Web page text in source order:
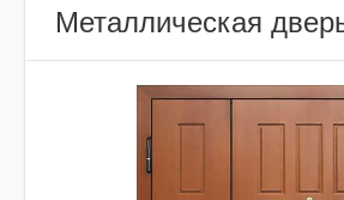
Металлическая